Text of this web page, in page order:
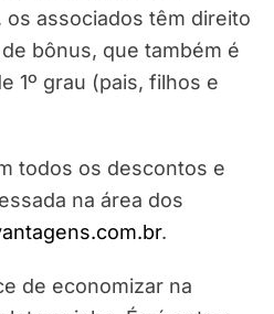
os associados têm direito
bônus, que também é
1º grau (pais, filhos e
todos os descontos e
na área dos
com.br.
de economizar na